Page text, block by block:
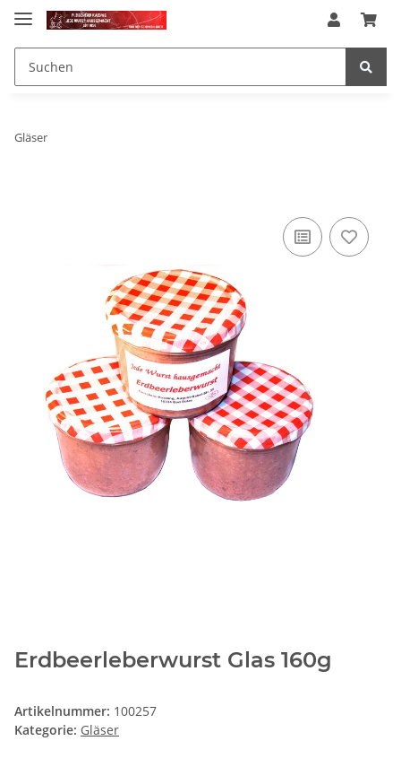
Gläser
Erdbeerleberwurst Glas 160g
Artikelnummer: 100257
Kategorie: Gläser